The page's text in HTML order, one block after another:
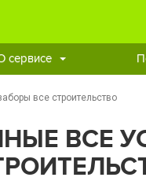
сервисе
все строительство
ВСЕ